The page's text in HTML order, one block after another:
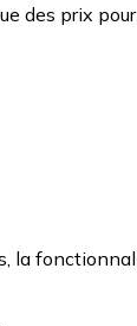
des prix pour
la